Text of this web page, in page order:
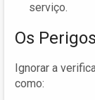
serviço.
Os
Ignorar a
como: